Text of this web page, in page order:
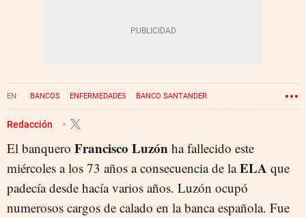
BANCOS ENFERMEDADES BANCO SANTANDER
FALLECIMIENTOS
Redacción
El banquero Francisco Luzón ha fallecido este
miércoles a los 73 años a consecuencia de laELA que
padecía desde hacía varios años. Luzón ocupó
numerosos cargos de calado en la banca española. Fue